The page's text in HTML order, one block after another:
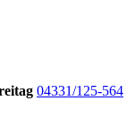
04331/125-564